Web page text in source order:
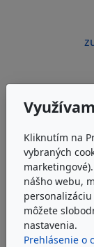
Kliknutím na
vybraných
nášho webu,
môžete
nastavenia.
Prehlásenie o